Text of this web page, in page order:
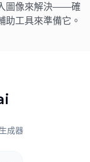
圖像來解決——確
助工具來準備它。
成器